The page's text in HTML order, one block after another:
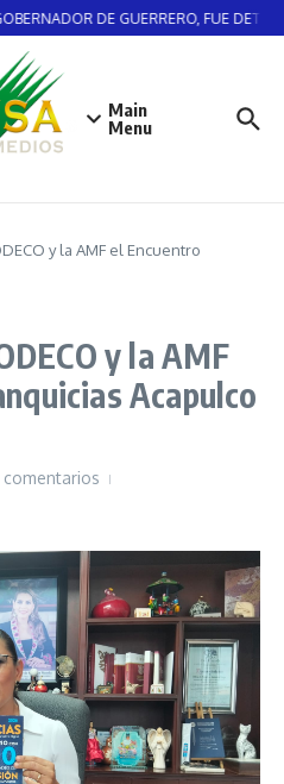
DE GUERRERO, FUE
Main
Menu
y la AMF el Encuentro
y la AMF
Acapulco
comentarios